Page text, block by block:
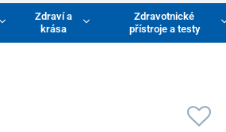
Zdraví a
krása
Zdravotnické
přístroje a testy